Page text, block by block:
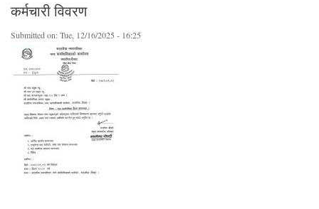
कर्मचारी विवरण
Submitted on:Tue, 12/16/2025 - 16:25